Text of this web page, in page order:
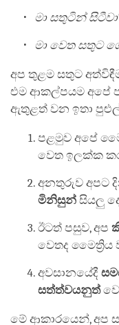
මා සතුටින්
මා වෙත සතුට
අප තුළම සතුට
එම ආකල්පයම අපේ
ඇතුළත් වන ඉතා
පළමුව අපේ
වෙත ඉලක්ක
අනතුරුව අපට
මිනිසුන්සියලු
ඊටත් පසුව, අප
වෙතද මෛත්‍රිය
අවසානයේදී
සත්ත්වයනුත්
මේ ආකාරයෙන්, අප